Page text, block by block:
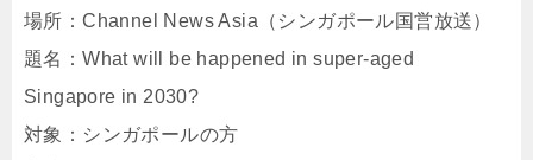
場所：Channel News Asia（シンガポール国営放送）
題名：What will be happened in super-aged
Singapore in 2030?
対象：シンガポールの方